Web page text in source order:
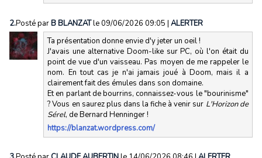
2.Posté parB BLANZATle 09/06/2026 09:05 | ALERTER
Ta présentation donne envie d'y jeter un oeil !
J'avais une alternative Doom-like sur PC, où l'on était du
point de vue d'un vaisseau. Pas moyen de me rappeler le
nom. En tout cas je n'ai jamais joué à Doom, mais il a
clairement fait des émules dans son domaine.
Et en parlant de bourrins, connaissez-vous le "bourinisme"
? Vous en saurez plus dans la fiche à venir sur L'Horizon de
Sérel, de Bernard Henninger !
https://blanzat.wordpress.com/